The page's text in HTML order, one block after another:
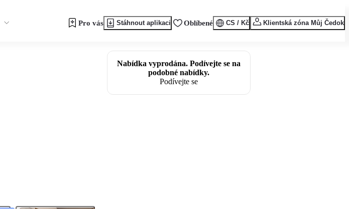
Pro vás Stáhnout aplikaci Oblíbené CS / Kč Klientská zóna Můj Čedok
Nabídka vyprodána. Podívejte se na
podobné nabídky.
Podívejte se